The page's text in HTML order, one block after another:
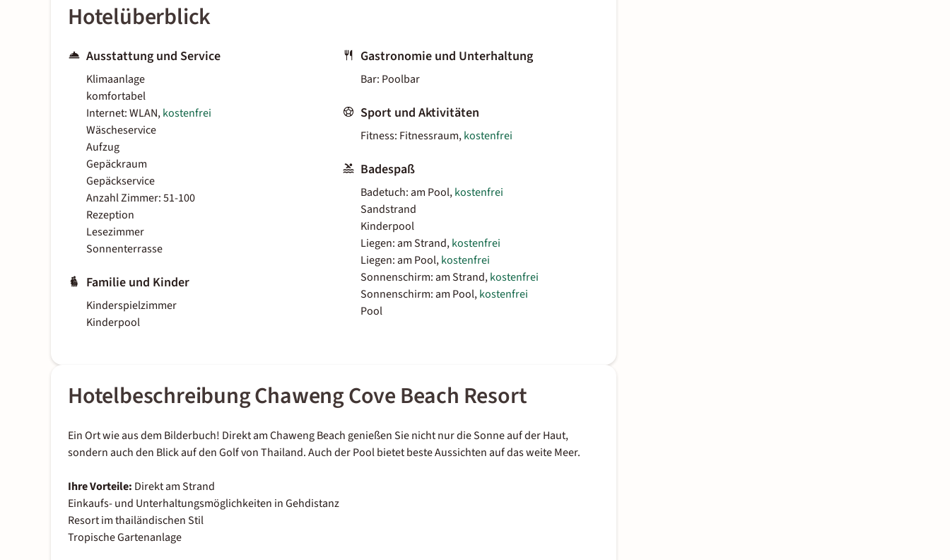
Hotelüberblick
Ausstattung und Service
Klimaanlage
komfortabel
Internet: WLAN,kostenfrei
Wäscheservice
Aufzug
Gepäckraum
Gepäckservice
Anzahl Zimmer: 51-100
Rezeption
Lesezimmer
Sonnenterrasse
Familie und Kinder
Kinderspielzimmer
Kinderpool
Gastronomie und Unterhaltung
Bar: Poolbar
Sport und Aktivitäten
Fitness: Fitnessraum,kostenfrei
Badespaß
Badetuch: am Pool,kostenfrei
Sandstrand
Kinderpool
Liegen: am Strand,kostenfrei
Liegen: am Pool,kostenfrei
Sonnenschirm: am Strand,kostenfrei
Sonnenschirm: am Pool,kostenfrei
Pool
Hotelbeschreibung Chaweng Cove Beach Resort
Ein Ort wie aus dem Bilderbuch! Direkt am Chaweng Beach genießen Sie nicht nur die Sonne auf der Haut,
sondern auch den Blick auf den Golf von Thailand. Auch der Pool bietet beste Aussichten auf das weite Meer.
Ihre Vorteile: Direkt am Strand
Einkaufs- und Unterhaltungsmöglichkeiten in Gehdistanz
Resort im thailändischen Stil
Tropische Gartenanlage